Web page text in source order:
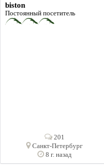
biston
Постоянный посетитель
201
Санкт-Петербург
8 г. назад